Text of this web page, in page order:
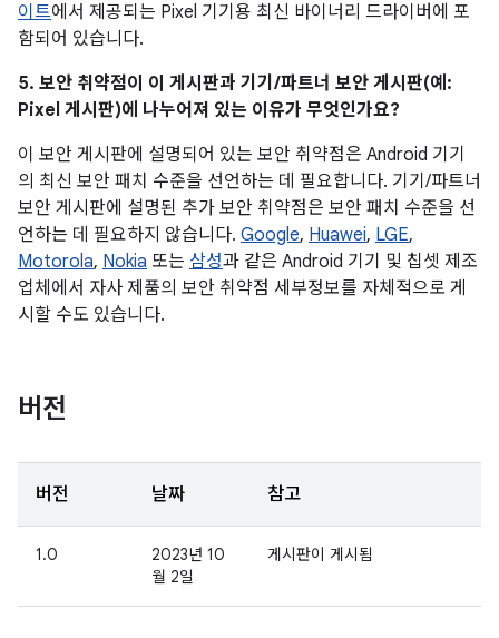
이트에서 제공되는 Pixel 기기용 최신 바이너리 드라이버에 포
함되어 있습니다.
5. 보안 취약점이 이 게시판과 기기/파트너 보안 게시판(예:
Pixel 게시판)에 나누어져 있는 이유가 무엇인가요?
이 보안 게시판에 설명되어 있는 보안 취약점은 Android 기기
의 최신 보안 패치 수준을 선언하는 데 필요합니다. 기기/파트너
보안 게시판에 설명된 추가 보안 취약점은 보안 패치 수준을 선
언하는 데 필요하지 않습니다. Google, Huawei, LGE,
Motorola, Nokia 또는 삼성과 같은 Android 기기 및 칩셋 제조
업체에서 자사 제품의 보안 취약점 세부정보를 자체적으로 게
시할 수도 있습니다.
버전
버전 날짜 참고
1.0
2023년 10
월 2일
게시판이 게시됨